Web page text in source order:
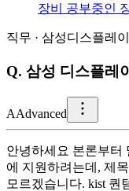
장비 공부중인
직무 · 삼성디스플레이
Q. 삼성 디스플레
AAdvanced
안녕하세요 본론부터
에 지원하려는데, 제
모르겠습니다. kist 퀀